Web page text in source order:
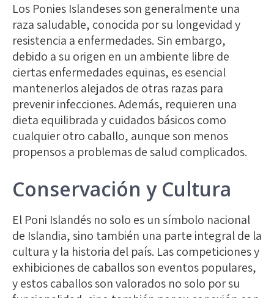
Los Ponies Islandeses son generalmente una
raza saludable, conocida por su longevidad y
resistencia a enfermedades. Sin embargo,
debido a su origen en un ambiente libre de
ciertas enfermedades equinas, es esencial
mantenerlos alejados de otras razas para
prevenir infecciones. Además, requieren una
dieta equilibrada y cuidados básicos como
cualquier otro caballo, aunque son menos
propensos a problemas de salud complicados.
Conservación y Cultura
El Poni Islandés no solo es un símbolo nacional
de Islandia, sino también una parte integral de la
cultura y la historia del país. Las competiciones y
exhibiciones de caballos son eventos populares,
y estos caballos son valorados no solo por su